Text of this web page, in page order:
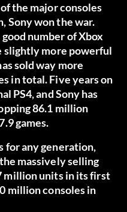
the major consoles
Sony won the war.
number of Xbox
slightly more powerful
sold way more
in total. Five years on
PS4, and Sony has
86.1 million
games.
for any generation,
massively selling
million units in its first
million consoles in